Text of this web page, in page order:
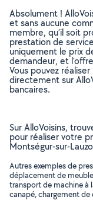
Absolument !
et sans aucune
membre, qu’il soit
prestation de
uniquement le prix
demandeur, et
Vous pouvez
directement sur
bancaires.
Sur AlloVoisins,
pour réaliser votre
Montségur-sur-
Autres exemples de
déplacement de
transport de machine à
canapé, chargement